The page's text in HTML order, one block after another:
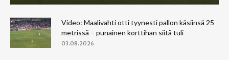
Video: Maalivahti otti tyynesti pallon käsiinsä 25
metrissä – punainen korttihan siitä tuli
03.08.2026